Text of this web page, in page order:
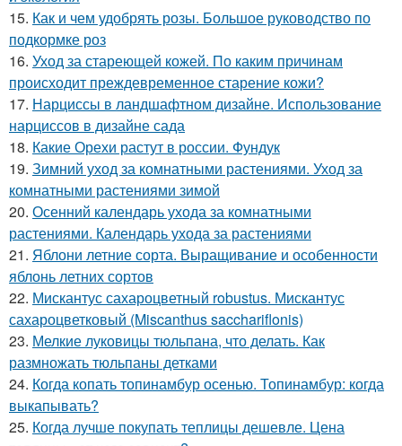
15. Как и чем удобрять розы. Большое руководство по
подкормке роз
16. Уход за стареющей кожей. По каким причинам
происходит преждевременное старение кожи?
17. Нарциссы в ландшафтном дизайне. Использование
нарциссов в дизайне сада
18. Какие Орехи растут в россии. Фундук
19. Зимний уход за комнатными растениями. Уход за
комнатными растениями зимой
20. Осенний календарь ухода за комнатными
растениями. Календарь ухода за растениями
21. Яблони летние сорта. Выращивание и особенности
яблонь летних сортов
22. Мискантус сахароцветный robustus. Мискантус
сахароцветковый (Miscanthus sacchariflonis)
23. Мелкие луковицы тюльпана, что делать. Как
размножать тюльпаны детками
24. Когда копать топинамбур осенью. Топинамбур: когда
выкапывать?
25. Когда лучше покупать теплицы дешевле. Цена